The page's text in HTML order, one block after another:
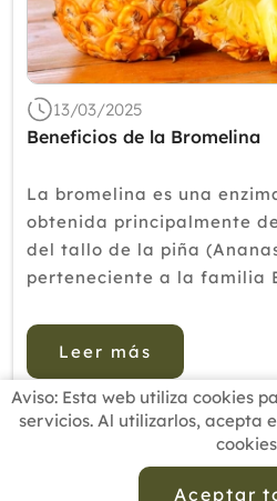
2019
2018
2016
2014
2013
13/03/2025
Beneficios de la Bromelina
La bromelina es una
obtenida principalmente
del tallo de la piña
perteneciente a la familia
concentración de esta
con el fruto. El ...
Leer más
Aviso: Esta web utiliza cookies
servicios. Al utilizarlos, acepta
Aceptar
BUSCADOR
ESCUELAS